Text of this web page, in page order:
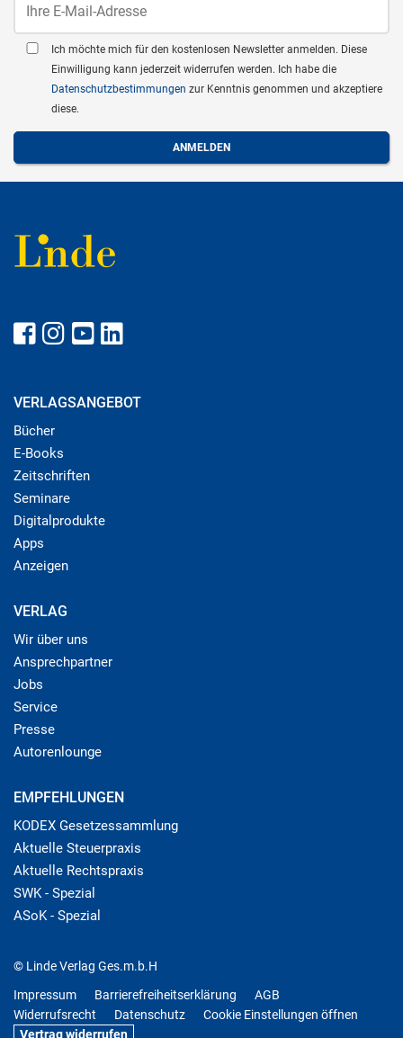
Ich möchte mich für den kostenlosen Newsletter anmelden. Diese
Einwilligung kann jederzeit widerrufen werden. Ich habe die
Datenschutzbestimmungen zur Kenntnis genommen und akzeptiere
diese.
VERLAGSANGEBOT
Bücher
E-Books
Zeitschriften
Seminare
Digitalprodukte
Apps
Anzeigen
VERLAG
Wir über uns
Ansprechpartner
Jobs
Service
Presse
Autorenlounge
EMPFEHLUNGEN
KODEX Gesetzessammlung
Aktuelle Steuerpraxis
Aktuelle Rechtspraxis
SWK - Spezial
ASoK - Spezial
© Linde Verlag Ges.m.b.H
Impressum
Barrierefreiheitserklärung
AGB
Widerrufsrecht
Datenschutz
Cookie Einstellungen öffnen
Vertrag widerrufen